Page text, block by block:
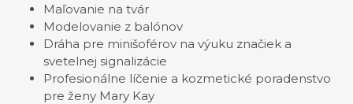
Maľovanie na tvár
Modelovanie z balónov
Dráha pre minišoférov na výuku značiek a
svetelnej signalizácie
Profesionálne líčenie a kozmetické poradenstvo
pre ženy Mary Kay